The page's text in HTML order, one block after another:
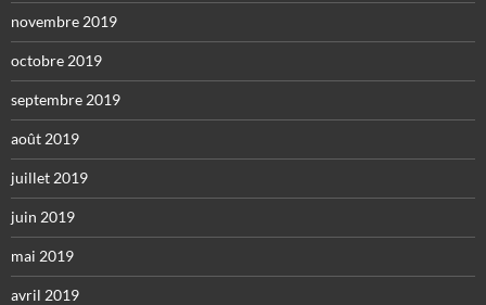
novembre 2019
octobre 2019
septembre 2019
août 2019
juillet 2019
juin 2019
mai 2019
avril 2019